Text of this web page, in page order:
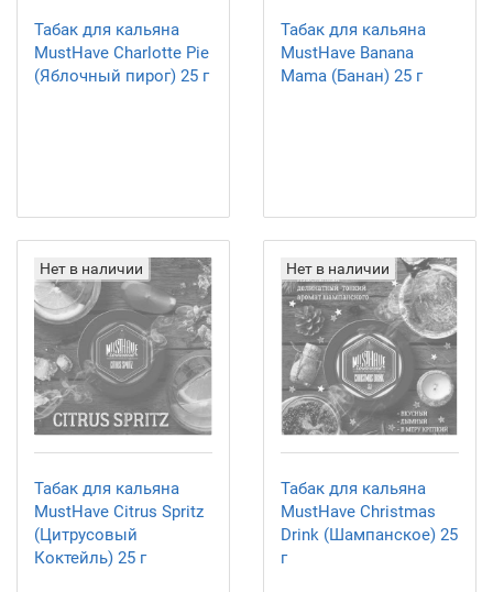
Табак для кальяна
MustHave Charlotte Pie
(Яблочный пирог) 25 г
Табак для кальяна
MustHave Banana
Mama (Банан) 25 г
Нет в наличии
Табак для кальяна
MustHave Citrus Spritz
(Цитрусовый
Коктейль) 25 г
Нет в наличии
Табак для кальяна
MustHave Christmas
Drink (Шампанское) 25
г